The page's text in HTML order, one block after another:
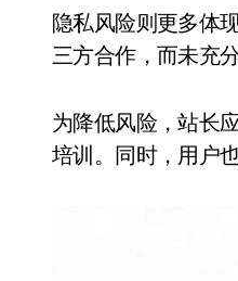
隐私风险则更多体
三方合作，而未充
为降低风险，站长
培训。同时，用户